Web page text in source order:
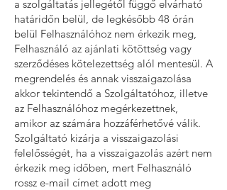
a szolgáltatás jellegétől függő elvárható
határidőn belül, de legkésőbb 48 órán
belül Felhasználóhoz nem érkezik meg,
Felhasználó az ajánlati kötöttség vagy
szerződéses kötelezettség alól mentesül. A
megrendelés és annak visszaigazolása
akkor tekintendő a Szolgáltatóhoz, illetve
az Felhasználóhoz megérkezettnek,
amikor az számára hozzáférhetővé válik.
Szolgáltató kizárja a visszaigazolási
felelősségét, ha a visszaigazolás azért nem
érkezik meg időben, mert Felhasználó
rossz e-mail címet adott meg